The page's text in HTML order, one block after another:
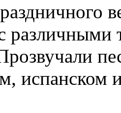
различными
испанском